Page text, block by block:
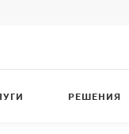
РЕШЕНИЯ